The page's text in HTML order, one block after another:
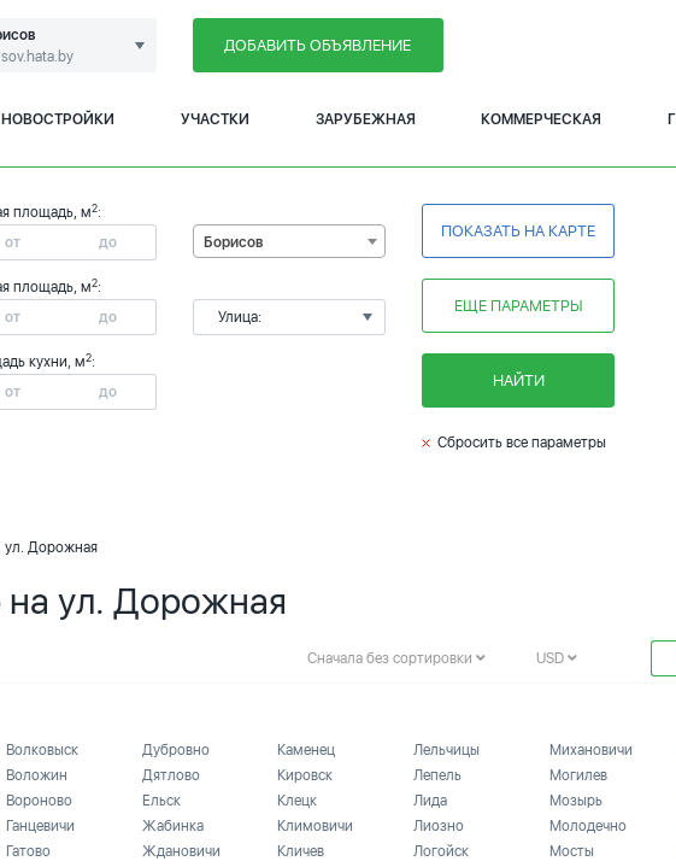
ДОБАВИТЬ ОБЪЯВЛЕНИЕ
НОВОСТРОЙКИ УЧАСТКИ ЗАРУБЕЖНАЯ КОММЕРЧЕСКАЯ
площадь, м2:
площадь, м2:
кухни, м2:
Борисов
Улица:
ПОКАЗАТЬ НА КАРТЕ
ЕЩЕ ПАРАМЕТРЫ
НАЙТИ
Сбросить все параметры
ул. Дорожная
на ул. Дорожная
Сначала без сортировки USD
Волковыск
Воложин
Вороново
Ганцевичи
Гатово
Дубровно
Дятлово
Ельск
Жабинка
Ждановичи
Каменец
Кировск
Клецк
Климовичи
Кличев
Лельчицы
Лепель
Лида
Лиозно
Логойск
Михановичи
Могилев
Мозырь
Молодечно
Мосты